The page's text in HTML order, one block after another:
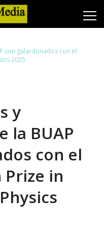
son galardonados con el
2025
y
la BUAP
con el
in